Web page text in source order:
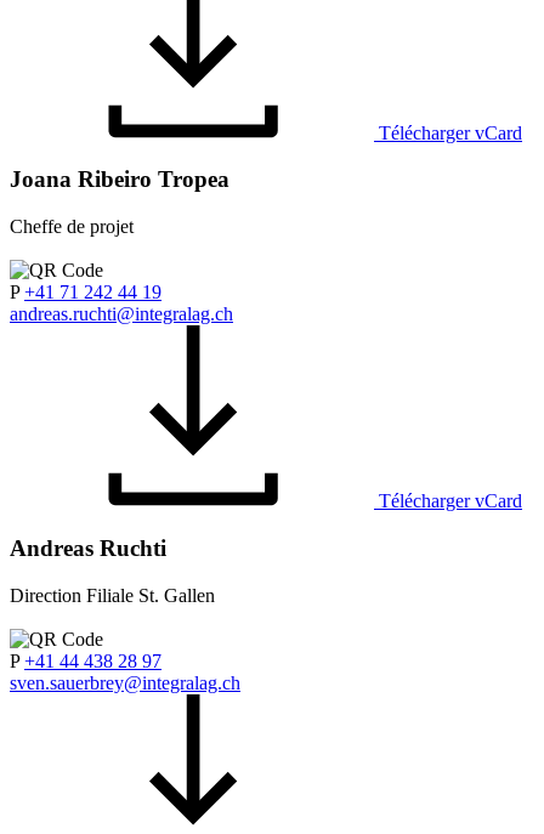
Télécharger vCard
Joana Ribeiro Tropea
Cheffe de projet
P +41 71 242 44 19
andreas.ruchti@integralag.ch
Télécharger vCard
Andreas Ruchti
Direction Filiale St. Gallen
P +41 44 438 28 97
sven.sauerbrey@integralag.ch